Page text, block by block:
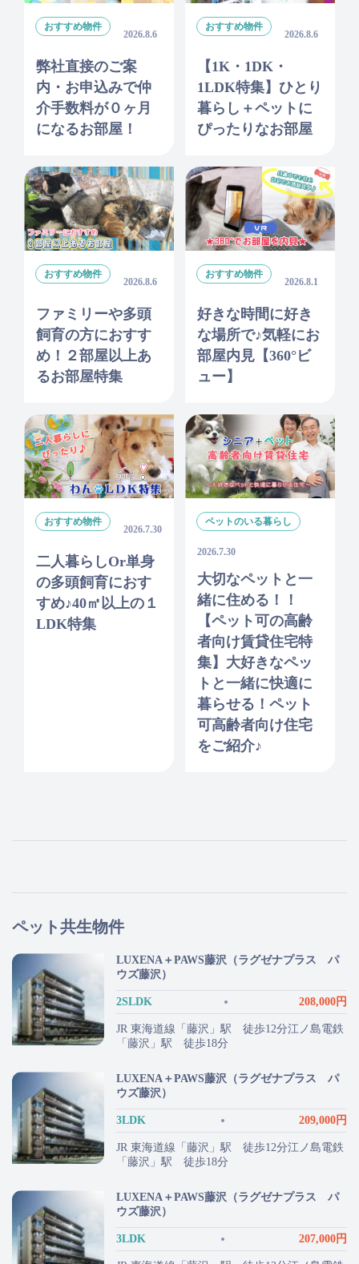
おすすめ物件
2026.8.6
弊社直接のご案
内・お申込みで仲
介手数料が０ヶ月
になるお部屋！
おすすめ物件
2026.8.6
【1K・1DK・
1LDK特集】ひとり
暮らし＋ペットに
ぴったりなお部屋
おすすめ物件
2026.8.6
ファミリーや多頭
飼育の方におすす
め！２部屋以上あ
るお部屋特集
おすすめ物件
2026.8.1
好きな時間に好き
な場所で♪気軽にお
部屋内見【360°ビ
ュー】
おすすめ物件
2026.7.30
二人暮らしor単身
の多頭飼育におす
すめ♪40㎡以上の１
LDK特集
ペットのいる暮らし
2026.7.30
大切なペットと一
緒に住める！！
【ペット可の高齢
者向け賃貸住宅特
集】大好きなペッ
トと一緒に快適に
暮らせる！ペット
可高齢者向け住宅
をご紹介♪
ペット共生物件
LUXENA＋PAWS藤沢（ラグゼナプラス パ
ウズ藤沢）
2SLDK 208,000円
JR 東海道線「藤沢」駅 徒歩12分江ノ島電鉄
「藤沢」駅 徒歩18分
LUXENA＋PAWS藤沢（ラグゼナプラス パ
ウズ藤沢）
3LDK 209,000円
JR 東海道線「藤沢」駅 徒歩12分江ノ島電鉄
「藤沢」駅 徒歩18分
LUXENA＋PAWS藤沢（ラグゼナプラス パ
ウズ藤沢）
3LDK 207,000円